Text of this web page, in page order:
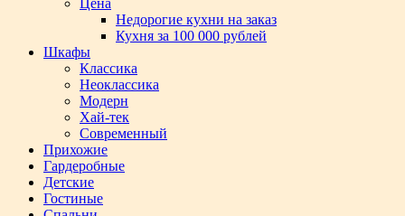
Цена
Недорогие кухни на заказ
Кухня за 100 000 рублей
Шкафы
Классика
Неоклассика
Модерн
Хай-тек
Современный
Прихожие
Гардеробные
Детские
Гостиные